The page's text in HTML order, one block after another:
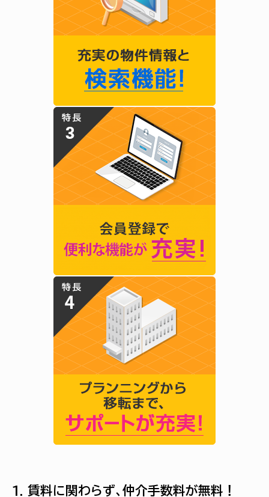
1. 賃料に関わらず、仲介手数料が無料！